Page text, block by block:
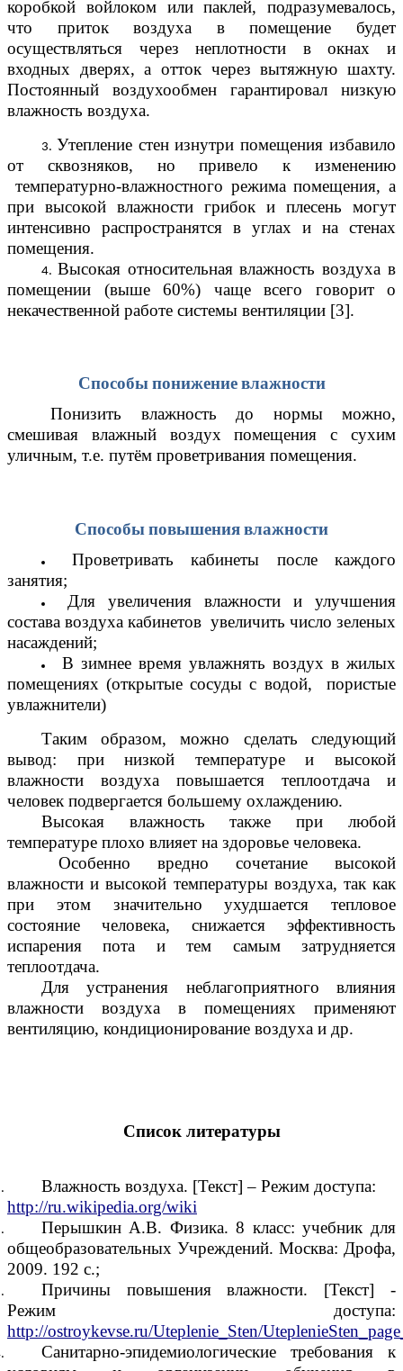
коробкой войлоком или паклей, подразумевалось,
что приток воздуха в помещение будет
осуществляться через неплотности в окнах и
входных дверях, а отток через вытяжную шахту.
Постоянный воздухообмен гарантировал низкую
влажность воздуха.
Утепление стен изнутри помещения избавило
от сквозняков, но привело к изменению
температурно-влажностного режима помещения, а
при высокой влажности грибок и плесень могут
интенсивно распространятся в углах и на стенах
помещения.
Высокая относительная влажность воздуха в
помещении (выше 60%) чаще всего говорит о
некачественной работе системы вентиляции [3].
Способы понижение влажности
Понизить влажность до нормы можно,
смешивая влажный воздух помещения с сухим
уличным, т.е. путём проветривания помещения.
Способы повышения влажности
Проветривать кабинеты после каждого
занятия;
Для увеличения влажности и улучшения
состава воздуха кабинетов увеличить число зеленых
насаждений;
В зимнее время увлажнять воздух в жилых
помещениях (открытые сосуды с водой, пористые
увлажнители)
Таким образом, можно сделать следующий
вывод: при низкой температуре и высокой
влажности воздуха повышается теплоотдача и
человек подвергается большему охлаждению.
Высокая влажность также при любой
температуре плохо влияет на здоровье человека.
Особенно вредно сочетание высокой
влажности и высокой температуры воздуха, так как
при этом значительно ухудшается тепловое
состояние человека, снижается эффективность
испарения пота и тем самым затрудняется
теплоотдача.
Для устранения неблагоприятного влияния
влажности воздуха в помещениях применяют
вентиляцию, кондиционирование воздуха и др.
Список литературы
Влажность воздуха. [Текст] – Режим доступа:
http://ru.wikipedia.org/wiki
Перышкин А.В. Физика. 8 класс: учебник для
общеобразовательных Учреждений. Москва: Дрофа,
2009. 192 с.;
Причины повышения влажности. [Текст] -
Режим доступа:
http://ostroykevse.ru/Uteplenie_Sten/
Санитарно-эпидемиологические требования к